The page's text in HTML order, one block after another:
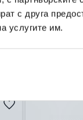
с друга
услугите им.
FXR
Тениска
В